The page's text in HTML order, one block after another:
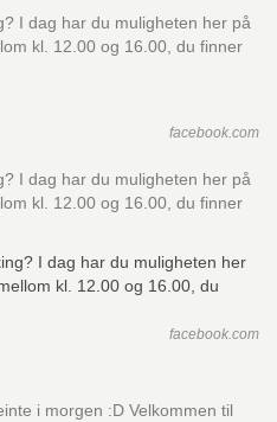
I dag har du muligheten her på
kl. 12.00 og 16.00, du finner
facebook.com
I dag har du muligheten her på
kl. 12.00 og 16.00, du finner
facebook.com
i morgen :D Velkommen til